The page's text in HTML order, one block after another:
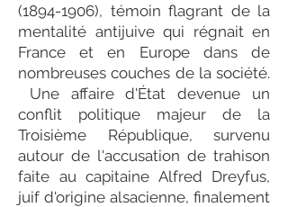
(1894-1906), témoin flagrant de la
mentalité antijuive qui régnait en
France et en Europe dans de
nombreuses couches de la société.
Une affaire d'État devenue un
conflit politique majeur de la
Troisième République, survenu
autour de l'accusation de trahison
faite au capitaine Alfred Dreyfus,
juif d'origine alsacienne, finalement